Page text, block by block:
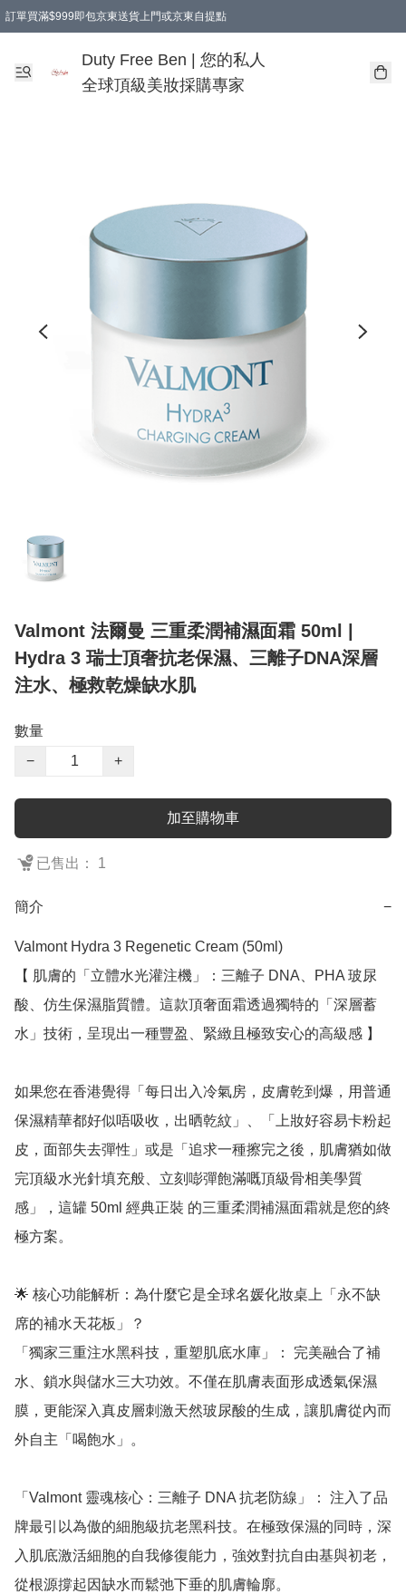
訂單買滿$999即包京東送貨上門或京東自提點
Duty Free Ben | 您的私人
全球頂級美妝採購專家
Valmont 法爾曼 三重柔潤補濕面霜 50ml |
Hydra 3 瑞士頂奢抗老保濕、三離子DNA深層
注水、極救乾燥缺水肌
數量
−
+
加至購物車
已售出： 1
簡介 −
Valmont Hydra 3 Regenetic Cream (50ml)
【 肌膚的「立體水光灌注機」：三離子 DNA、PHA 玻尿
酸、仿生保濕脂質體。這款頂奢面霜透過獨特的「深層蓄
水」技術，呈現出一種豐盈、緊緻且極致安心的高級感 】
如果您在香港覺得「每日出入冷氣房，皮膚乾到爆，用普通
保濕精華都好似唔吸收，出晒乾紋」、「上妝好容易卡粉起
皮，面部失去彈性」或是「追求一種擦完之後，肌膚猶如做
完頂級水光針填充般、立刻嘭彈飽滿嘅頂級骨相美學質
感」，這罐 50ml 經典正裝 的三重柔潤補濕面霜就是您的終
極方案。
🌟 核心功能解析：為什麼它是全球名媛化妝桌上「永不缺
席的補水天花板」？
「獨家三重注水黑科技，重塑肌底水庫」： 完美融合了補
水、鎖水與儲水三大功效。不僅在肌膚表面形成透氣保濕
膜，更能深入真皮層刺激天然玻尿酸的生成，讓肌膚從內而
外自主「喝飽水」。
「Valmont 靈魂核心：三離子 DNA 抗老防線」： 注入了品
牌最引以為傲的細胞級抗老黑科技。在極致保濕的同時，深
入肌底激活細胞的自我修復能力，強效對抗自由基與初老，
從根源撐起因缺水而鬆弛下垂的肌膚輪廓。